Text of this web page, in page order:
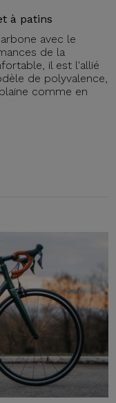
à patins
avec le
de la
il est l'allié
de polyvalence,
comme en